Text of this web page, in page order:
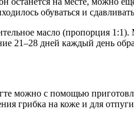
обуваться и
масло (пропорция
21–28 дней каждый день
можно с помощью
грибка на коже и для